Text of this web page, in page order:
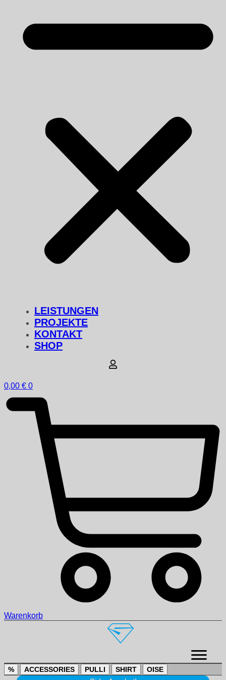
LEISTUNGEN
PROJEKTE
KONTAKT
SHOP
0,00 € 0
Warenkorb
% ACCESSORIES PULLI SHIRT OISE